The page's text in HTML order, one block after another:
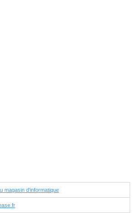
magasin d'informatique